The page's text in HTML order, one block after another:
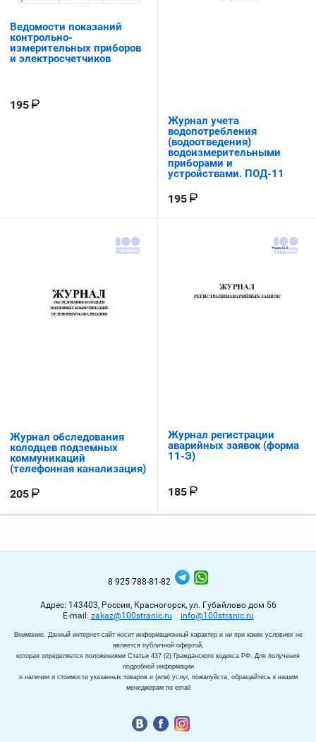
Ведомости показаний
контрольно-
измерительных приборов
и электросчетчиков
195
Журнал учета
водопотребления
(водоотведения)
водоизмерительными
приборами и
устройствами. ПОД-11
195
Журнал обследования
колодцев подземных
коммуникаций
(телефонная канализация)
205
Журнал регистрации
аварийных заявок (форма
11-Э)
185
8 925 788-81-82
Адрес: 143403, Россия, Красногорск, ул. Губайлово дом 56
Е-mail: zakaz@100stranic.ru info@100stranic.ru
Внимание. Данный интернет-сайт носит информационный характер и ни при каких условиях не
является публичной офертой,
которая определяется положениями Статьи 437 (2) Гражданского кодекса РФ. Для получения
подробной информации
о наличии и стоимости указанных товаров и (или) услуг, пожалуйста, обращайтесь к нашим
менеджерам по email